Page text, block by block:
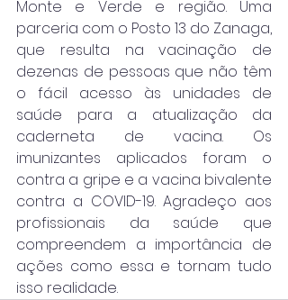
Monte e Verde e região. Uma
parceria com o Posto 13 do Zanaga,
que resulta na vacinação de
dezenas de pessoas que não têm
o fácil acesso às unidades de
saúde para a atualização da
caderneta de vacina. Os
imunizantes aplicados foram o
contra a gripe e a vacina bivalente
contra a COVID-19. Agradeço aos
profissionais da saúde que
compreendem a importância de
ações como essa e tornam tudo
isso realidade.